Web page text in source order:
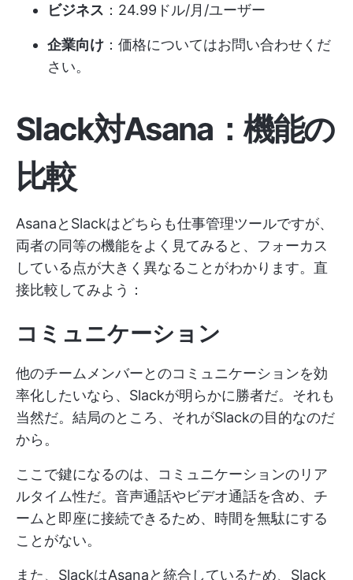
ビジネス ：24.99ドル/月/ユーザー
企業向け ：価格についてはお問い合わせくだ
さい。
Slack対Asana：機能の
比較
AsanaとSlackはどちらも仕事管理ツールですが、
両者の同等の機能をよく見てみると、フォーカス
している点が大きく異なることがわかります。直
接比較してみよう：
コミュニケーション
他のチームメンバーとのコミュニケーションを効
率化したいなら、Slackが明らかに勝者だ。それも
当然だ。結局のところ、それがSlackの目的なのだ
から。
ここで鍵になるのは、コミュニケーションのリア
ルタイム性だ。音声通話やビデオ通話を含め、チ
ームと即座に接続できるため、時間を無駄にする
ことがない。
また、SlackはAsanaと統合しているため、Slack